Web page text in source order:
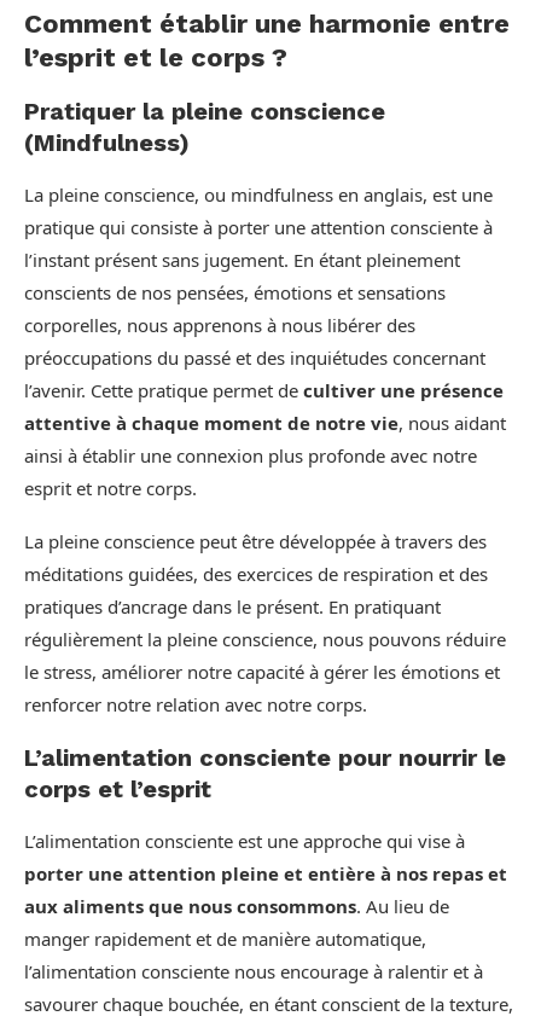
Comment établir une harmonie entre
l’esprit et le corps ?
Pratiquer la pleine conscience
(Mindfulness)
La pleine conscience, ou mindfulness en anglais, est une
pratique qui consiste à porter une attention consciente à
l’instant présent sans jugement. En étant pleinement
conscients de nos pensées, émotions et sensations
corporelles, nous apprenons à nous libérer des
préoccupations du passé et des inquiétudes concernant
l’avenir. Cette pratique permet de cultiver une présence
attentive à chaque moment de notre vie, nous aidant
ainsi à établir une connexion plus profonde avec notre
esprit et notre corps.
La pleine conscience peut être développée à travers des
méditations guidées, des exercices de respiration et des
pratiques d’ancrage dans le présent. En pratiquant
régulièrement la pleine conscience, nous pouvons réduire
le stress, améliorer notre capacité à gérer les émotions et
renforcer notre relation avec notre corps.
L’alimentation consciente pour nourrir le
corps et l’esprit
L’alimentation consciente est une approche qui vise à
porter une attention pleine et entière à nos repas et
aux aliments que nous consommons. Au lieu de
manger rapidement et de manière automatique,
l’alimentation consciente nous encourage à ralentir et à
savourer chaque bouchée, en étant conscient de la texture,